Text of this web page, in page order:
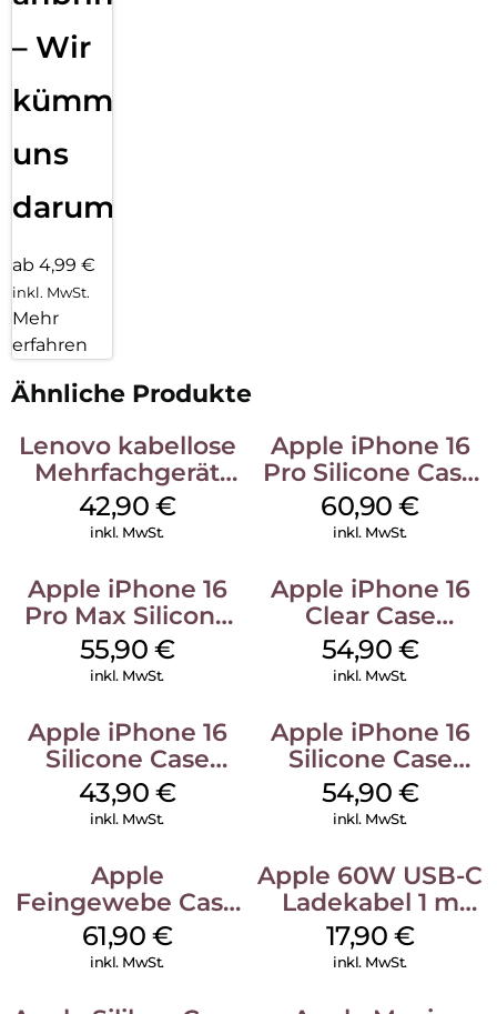
– Wir
kümmern
uns
darum!
ab 4,99 €
inkl. MwSt.
Mehr
erfahren
Ähnliche Produkte
Lenovo kabellose
Mehrfachgerät
Luna Grey
42,90 €
inkl. MwSt.
Apple iPhone 16
Pro Silicone Case
MagSafe Stone
Gray
60,90€
inkl. MwSt.
Apple iPhone 16
Pro Max Silicone
Case MagSafe
Stone Gray
55,90 €
inkl. MwSt.
Apple iPhone 16
Clear Case
MagSafe
Transparent
54,90 €
inkl. MwSt.
Apple iPhone 16
Silicone Case
MagSafe Plum
43,90 €
inkl. MwSt.
Apple iPhone 16
Silicone Case
MagSafe Black
54,90 €
inkl. MwSt.
Apple
Feingewebe Case
iPhone 15 Pro
MagSafe Schwarz
61,90 €
inkl. MwSt.
Apple 60W USB-C
Ladekabel 1 m
Weiß
17,90 €
inkl. MwSt.